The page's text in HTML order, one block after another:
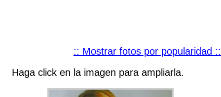
:: Mostrar fotos por popularidad ::
Haga click en la imagen para ampliarla.